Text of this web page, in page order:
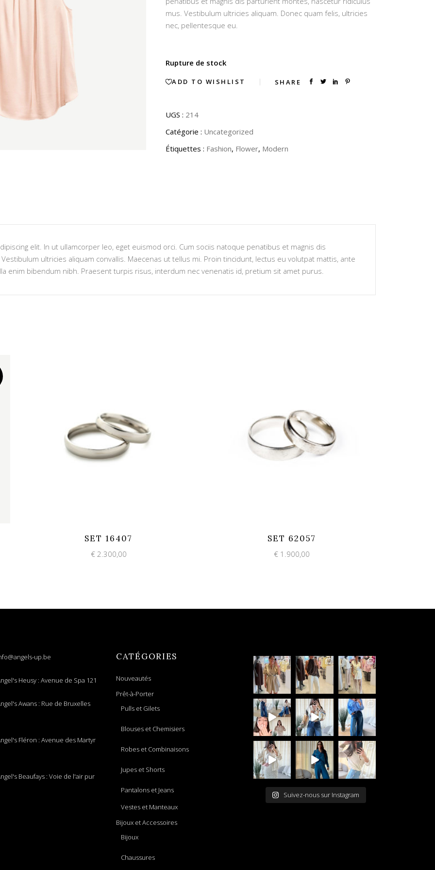
client
mus. Vestibulum ultricies aliquam. Donec quam felis, ultricies
nec, pellentesque eu.
Rupture de stock
ADD TO WISHLIST SHARE
UGS : 214
Catégorie : Uncategorized
Étiquettes : Fashion, Flower, Modern
elit. In ut ullamcorper leo, eget euismod orci. Cum sociis natoque penatibus et magnis dis
ultricies aliquam convallis. Maecenas ut tellus mi. Proin tincidunt, lectus eu volutpat mattis, ante
enim bibendum nibh. Praesent turpis risus, interdum nec venenatis id, pretium sit amet purus.
SET 16407
€2.300,00
SET 62057
€1.900,00
up.be
Heusy : Avenue de Spa 121
Awans : Rue de Bruxelles
Fléron : Avenue des Martyr
Beaufays : Voie de l'air pur
CATÉGORIES
Nouveautés
Prêt-à-Porter
Pulls et Gilets
Blouses et Chemisiers
Robes et Combinaisons
Jupes et Shorts
Pantalons et Jeans
Vestes et Manteaux
Bijoux et Accessoires
Bijoux
Chaussures
Suivez-nous sur Instagram